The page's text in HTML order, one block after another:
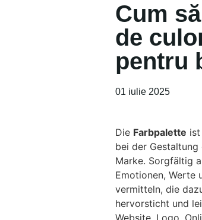
Cum
de
pentru
01 iulie 2025
Die Farbpalette
bei der
Marke. Sorgfältig
Emotionen, Werte
vermitteln, die
hervorsticht und
Website, Logo,